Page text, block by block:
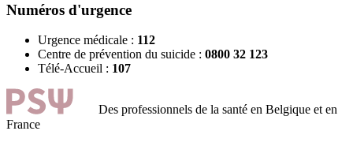
Numéros d'urgence
Urgence médicale : 112
Centre de prévention du suicide : 0800 32 123
Télé-Accueil : 107
Des professionnels de la santé en Belgique et en
France